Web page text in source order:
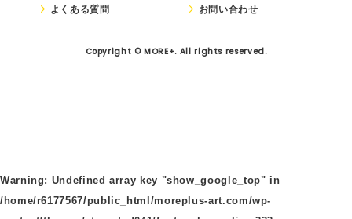
よくある質問 お問い合わせ
Copyright © MORE+. All rights reserved.
Warning: Undefined array key "show_google_top" in
/home/r6177567/public_html/moreplus-art.com/wp-